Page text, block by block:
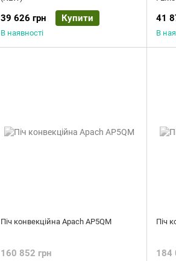
39 626 грн Купити
В наявності
41
В
Піч конвекційна Apach AP5QM
160 852 грн
Піч
184